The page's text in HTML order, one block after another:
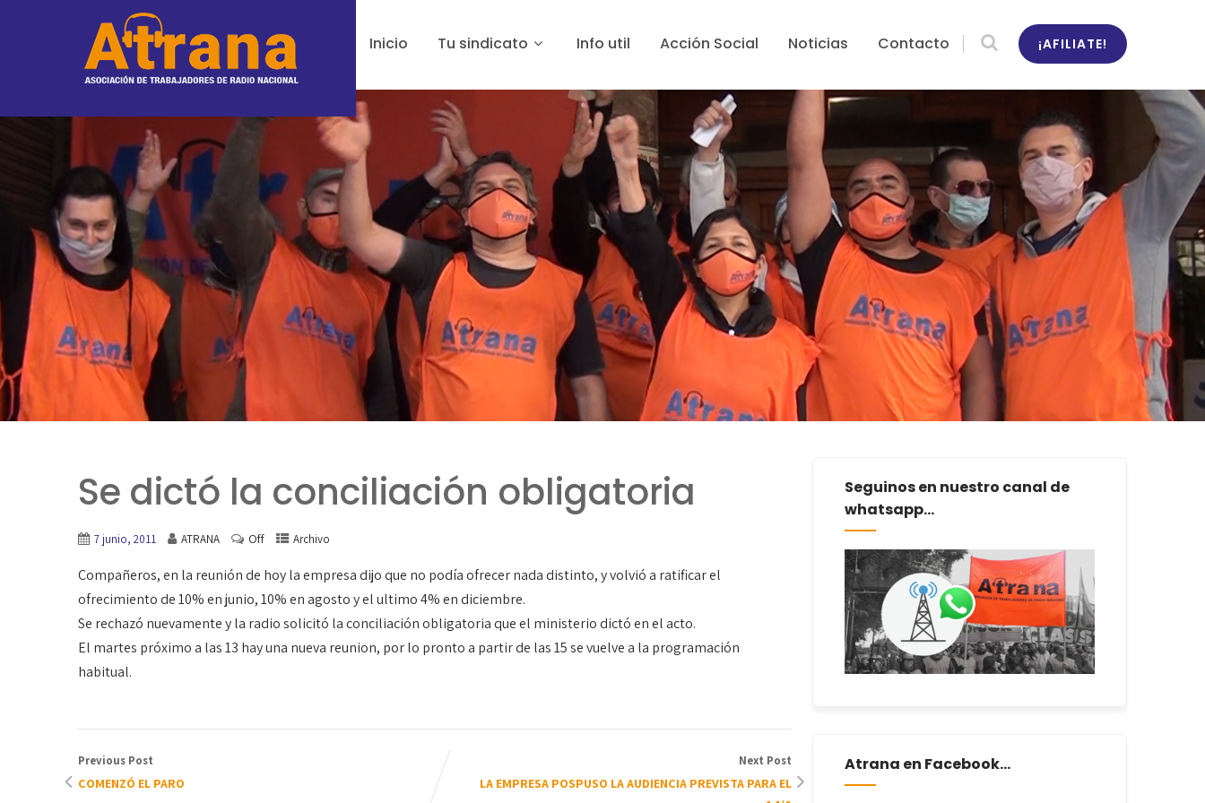
¡AFILIATE!
Inicio Tu sindicato Info util Acción Social Noticias Contacto
Se dictó la conciliación obligatoria
7 junio, 2011 ATRANA Off Archivo
Compañeros, en la reunión de hoy la empresa dijo que no podía ofrecer nada distinto, y volvió a ratificar el
ofrecimiento de 10% en junio, 10% en agosto y el ultimo 4% en diciembre.
Se rechazó nuevamente y la radio solicitó la conciliación obligatoria que el ministerio dictó en el acto.
El martes próximo a las 13 hay una nueva reunion, por lo pronto a partir de las 15 se vuelve a la programación
habitual.
Previous Post
COMENZÓ EL PARO
Next Post
LA EMPRESA POSPUSO LA AUDIENCIA PREVISTA PARA EL
Seguinos en nuestro canal de
whatsapp...
Atrana en Facebook...